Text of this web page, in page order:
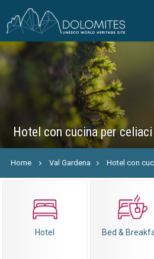
Hotel con cucina per
Home Val Gardena Hotel con
Hotel Bed &